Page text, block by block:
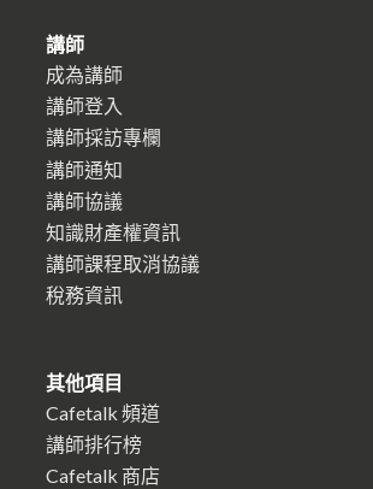
講師
成為講師
講師登入
講師採訪專欄
講師通知
講師協議
知識財產權資訊
講師課程取消協議
稅務資訊
其他項目
Cafetalk 頻道
講師排行榜
Cafetalk 商店